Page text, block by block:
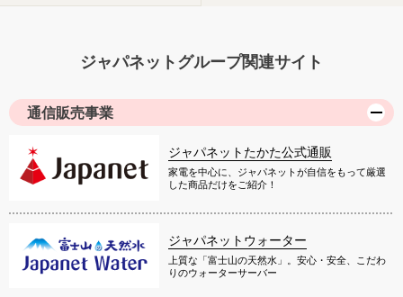
ジャパネットグループ関連サイト
通信販売事業
ジャパネットたかた公式通販
家電を中心に、ジャパネットが自信をもって厳選
した商品だけをご紹介！
ジャパネットウォーター
上質な「富士山の天然水」。安心・安全、こだわ
りのウォーターサーバー